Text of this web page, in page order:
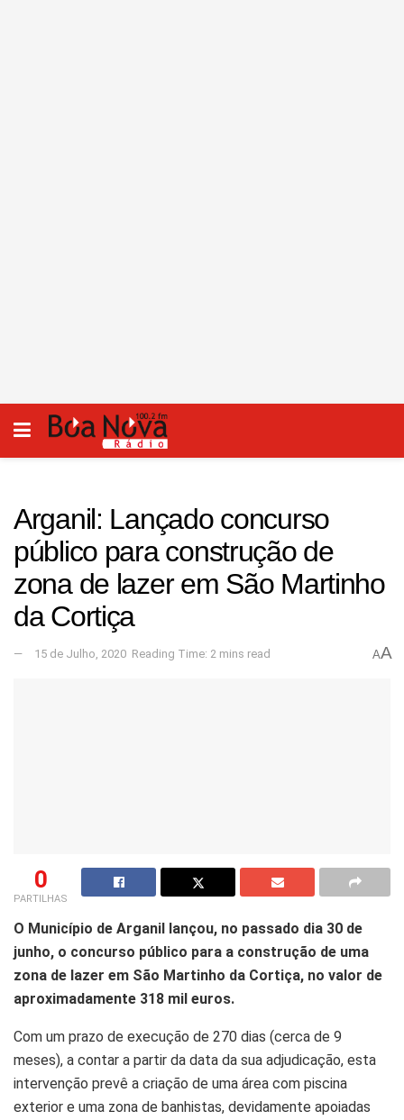
Arganil: Lançado concurso
público para construção de
zona de lazer em São Martinho
da Cortiça
15 de Julho, 2020 Reading Time: 2 mins read AA
0
PARTILHAS
O Município de Arganil lançou, no passado dia 30 de
junho, o concurso público para a construção de uma
zona de lazer em São Martinho da Cortiça, no valor de
aproximadamente 318 mil euros.
Com um prazo de execução de 270 dias (cerca de 9
meses), a contar a partir da data da sua adjudicação, esta
intervenção prevê a criação de uma área com piscina
exterior e uma zona de banhistas, devidamente apoiadas